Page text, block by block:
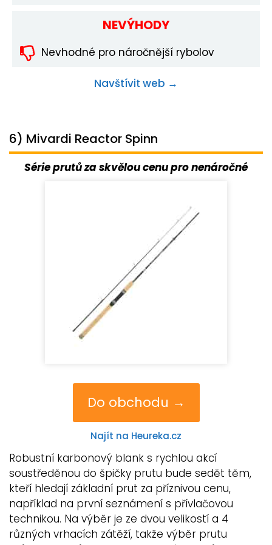
NEVÝHODY
Nevhodné pro náročnější rybolov
Navštívit web →
6) Mivardi Reactor Spinn
Série prutů za skvělou cenu pro nenáročné
Do obchodu →
Najít na Heureka.cz
Robustní karbonový blank s rychlou akcí
soustředěnou do špičky prutu bude sedět těm,
kteří hledají základní prut za příznivou cenu,
například na první seznámení s přívlačovou
technikou. Na výběr je ze dvou velikostí a 4
různých vrhacích zátěží, takže výběr prutu